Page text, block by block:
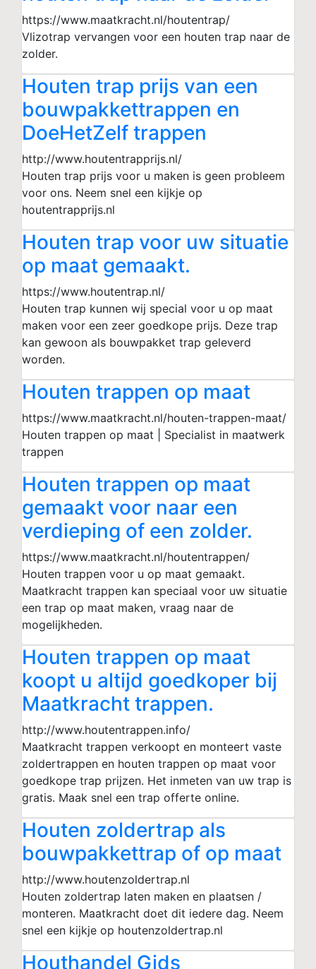
https://www.maatkracht.nl/houtentrap/
Vlizotrap vervangen voor een houten trap naar de
zolder.
Houten trap prijs van een
bouwpakkettrappen en
DoeHetZelf trappen
http://www.houtentrapprijs.nl/
Houten trap prijs voor u maken is geen probleem
voor ons. Neem snel een kijkje op
houtentrapprijs.nl
Houten trap voor uw situatie
op maat gemaakt.
https://www.houtentrap.nl/
Houten trap kunnen wij special voor u op maat
maken voor een zeer goedkope prijs. Deze trap
kan gewoon als bouwpakket trap geleverd
worden.
Houten trappen op maat
https://www.maatkracht.nl/houten-trappen-maat/
Houten trappen op maat | Specialist in maatwerk
trappen
Houten trappen op maat
gemaakt voor naar een
verdieping of een zolder.
https://www.maatkracht.nl/houtentrappen/
Houten trappen voor u op maat gemaakt.
Maatkracht trappen kan speciaal voor uw situatie
een trap op maat maken, vraag naar de
mogelijkheden.
Houten trappen op maat
koopt u altijd goedkoper bij
Maatkracht trappen.
http://www.houtentrappen.info/
Maatkracht trappen verkoopt en monteert vaste
zoldertrappen en houten trappen op maat voor
goedkope trap prijzen. Het inmeten van uw trap is
gratis. Maak snel een trap offerte online.
Houten zoldertrap als
bouwpakkettrap of op maat
http://www.houtenzoldertrap.nl
Houten zoldertrap laten maken en plaatsen /
monteren. Maatkracht doet dit iedere dag. Neem
snel een kijkje op houtenzoldertrap.nl
Houthandel Gids